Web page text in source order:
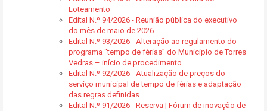
Loteamento
Edital N.º 94/2026 - Reunião pública do executivo
do mês de maio de 2026
Edital N.º 93/2026 - Alteração ao regulamento do
programa “tempo de férias” do Município de Torres
Vedras – início de procedimento
Edital N.º 92/2026 - Atualização de preços do
serviço municipal de tempo de férias e adaptação
das regras definidas
Edital N.º 91/2026 - Reserva | Fórum de inovação de